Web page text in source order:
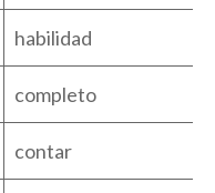
habilidad
completo
contar